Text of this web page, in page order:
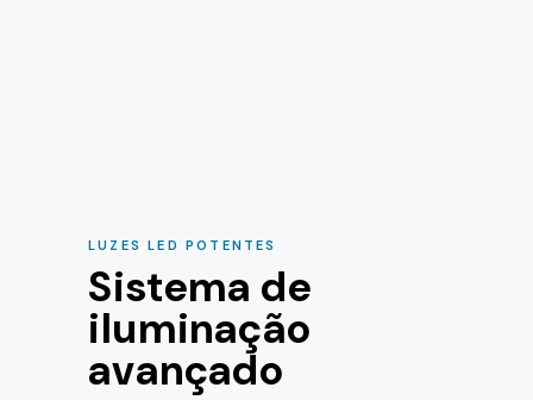
LUZES LED POTENTES
Sistema de
iluminação
avançado